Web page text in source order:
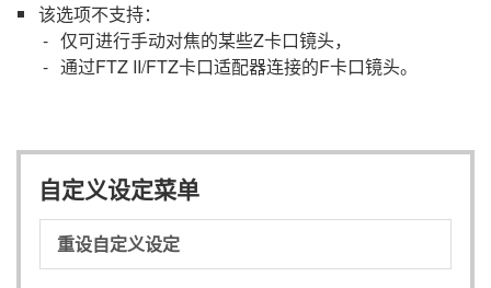
该选项不支持：
仅可进行手动对焦的某些Z卡口镜头，
通过FTZ II/FTZ卡口适配器连接的F卡口镜头。
自定义设定菜单
重设自定义设定